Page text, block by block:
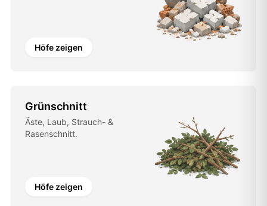
Höfe zeigen
Grünschnitt
Äste, Laub, Strauch- &
Rasenschnitt.
Höfe zeigen